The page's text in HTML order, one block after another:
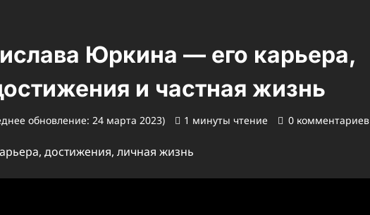
Юркина — его карьера,
и частная жизнь
обновление: 24 марта 2023) 1 минуты чтение 0 комментариев